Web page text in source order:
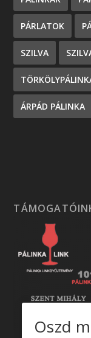
PÁRLATOK
SZILVA
ÁRPÁD PÁLINKA
Oszd